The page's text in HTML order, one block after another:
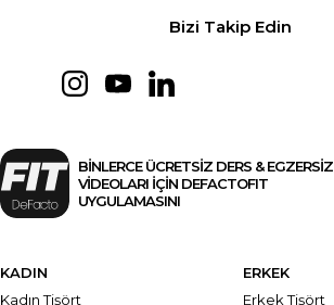
Bizi Takip Edin
BİNLERCE ÜCRETSİZ DERS & EGZERSİZ
VİDEOLARI İÇİN DEFACTOFIT
UYGULAMASINI
KADIN
Kadın Tişört
ERKEK
Erkek Tişört